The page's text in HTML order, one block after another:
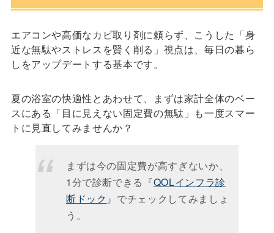
エアコンや高価なカビ取り剤に頼らず、こうした「身
近な無駄やストレスを賢く削る」視点は、毎日の暮ら
しをアップデートする基本です。
夏の浴室の快適性とあわせて、まずは家計全体のベー
スにある「目に見えない固定費の無駄」も一度スマー
トに見直してみませんか？
まずは今の固定費が高すぎないか、
1分で診断できる『QOLインフラ診
断ドック』でチェックしてみましょ
う。